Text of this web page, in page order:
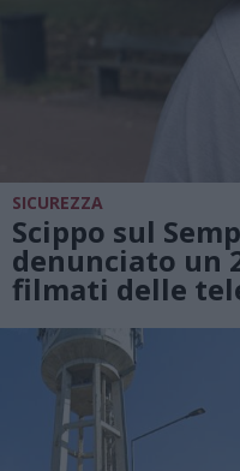
SICUREZZA
Scippo sul
denunciato un
filmati delle